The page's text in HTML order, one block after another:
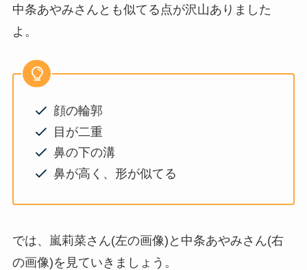
中条あやみさんとも似てる点が沢山ありました
よ。
顔の輪郭
目が二重
鼻の下の溝
鼻が高く、形が似てる
では、嵐莉菜さん(左の画像)と中条あやみさん(右
の画像)を見ていきましょう。